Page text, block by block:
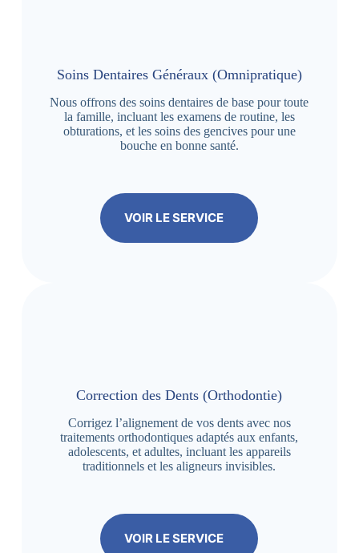
Soins Dentaires Généraux (Omnipratique)
Nous offrons des soins dentaires de base pour toute
la famille, incluant les examens de routine, les
obturations, et les soins des gencives pour une
bouche en bonne santé.
VOIR LE SERVICE
Correction des Dents (Orthodontie)
Corrigez l’alignement de vos dents avec nos
traitements orthodontiques adaptés aux enfants,
adolescents, et adultes, incluant les appareils
traditionnels et les aligneurs invisibles.
VOIR LE SERVICE